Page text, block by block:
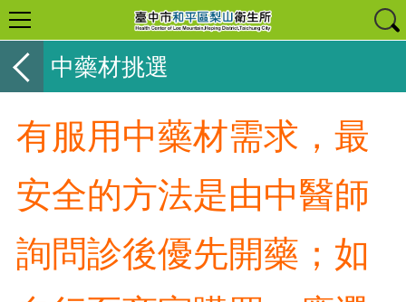
中藥材挑選
有服用中藥材需求，最
安全的方法是由中醫師
詢問診後優先開藥；如